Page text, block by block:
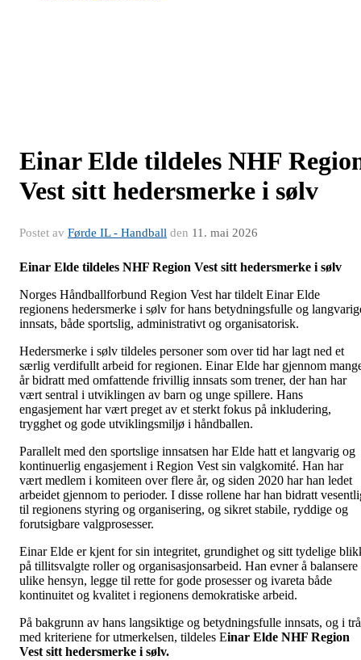
Einar Elde tildeles NHF
Vest sitt hedersmerke i sølv
Postet av Førde IL - Handball den 11. mai 2026
Einar Elde tildeles NHF Region Vest sitt hedersmerke i sølv
Norges Håndballforbund Region Vest har tildelt Einar Elde
regionens hedersmerke i sølv for hans betydningsfulle og
innsats, både sportslig, administrativt og organisatorisk.
Hedersmerke i sølv tildeles personer som over tid har lagt ned et
særlig verdifullt arbeid for regionen. Einar Elde har gjennom
år bidratt med omfattende frivillig innsats som trener, der han har
vært sentral i utviklingen av barn og unge spillere. Hans
engasjement har vært preget av et sterkt fokus på inkludering,
trygghet og gode utviklingsmiljø i håndballen.
Parallelt med den sportslige innsatsen har Elde hatt et langvarig og
kontinuerlig engasjement i Region Vest sin valgkomité. Han har
vært medlem i komiteen over flere år, og siden 2020 har han ledet
arbeidet gjennom to perioder. I disse rollene har han bidratt
til regionens styring og organisering, og sikret stabile, ryddige og
forutsigbare valgprosesser.
Einar Elde er kjent for sin integritet, grundighet og sitt tydelige
på tillitsvalgte roller og organisasjonsarbeid. Han evner å balansere
ulike hensyn, legge til rette for gode prosesser og ivareta både
kontinuitet og kvalitet i regionens demokratiske arbeid.
På bakgrunn av hans langsiktige og betydningsfulle innsats, og i
med kriteriene for utmerkelsen, tildeles Einar Elde NHF Region
Vest sitt hedersmerke i sølv.